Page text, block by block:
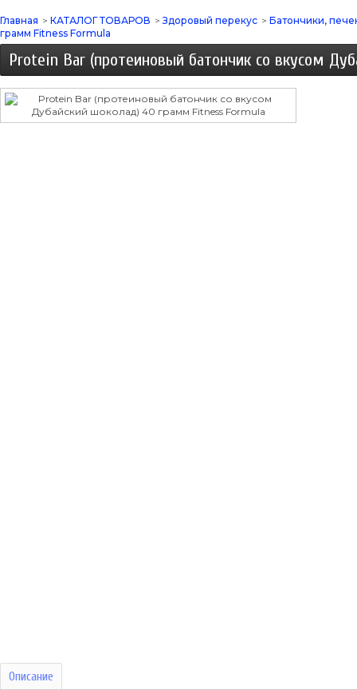
Главная > КАТАЛОГ ТОВАРОВ > Здоровый перекус > Батончики,
грамм Fitness Formula
Protein Bar (протеиновый батончик со вкусом
Описание